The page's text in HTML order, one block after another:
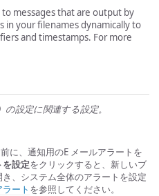
messages that are output by
in your filenames dynamically to
and timestamps. For more
設定に関連する設定。
に、通知用のE メールアラートを
を設定をクリックすると、新しいブ
き、システム全体のアラートを設定
ラート を参照してください。